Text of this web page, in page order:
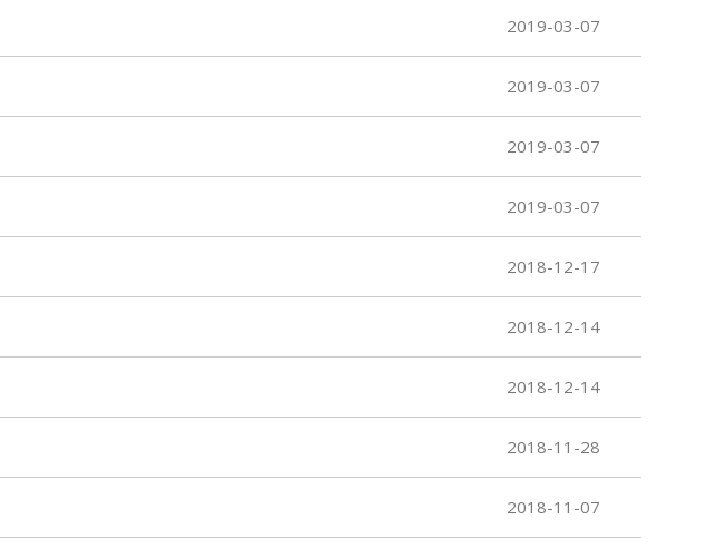
2019-03-07
2019-03-07
2019-03-07
2019-03-07
2018-12-17
2018-12-14
2018-12-14
2018-11-28
2018-11-07